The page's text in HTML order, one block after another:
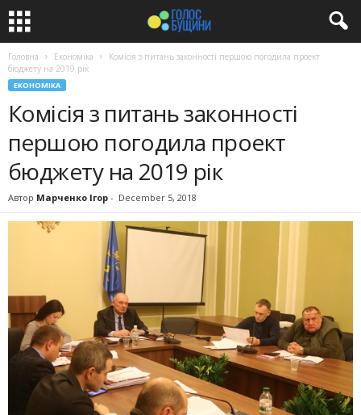
Головна Економіка
Комісія з питань законності першою погодила проект
бюджету на 2019 рік
ЕКОНОМІКА
Комісія з питань законності
першою погодила проект
бюджету на 2019 рік
Автор Марченко Ігор - December 5, 2018